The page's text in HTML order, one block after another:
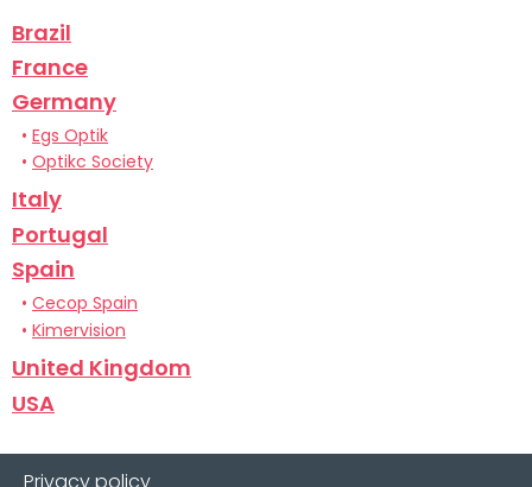
Brazil
France
Germany
• Egs Optik
• Optikc Society
Italy
Portugal
Spain
• Cecop Spain
• Kimervision
United Kingdom
USA